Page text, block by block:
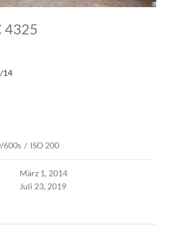
4325
14
600s / ISO 200
März 1, 2014
Juli 23, 2019